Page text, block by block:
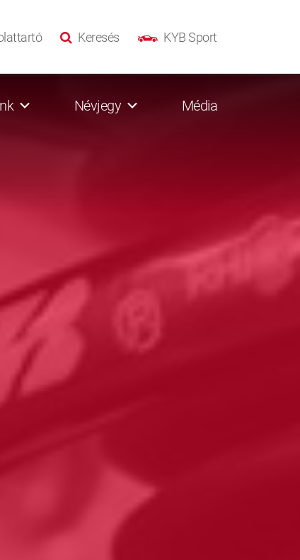
KYB Sport
Keresés
Névjegy Média